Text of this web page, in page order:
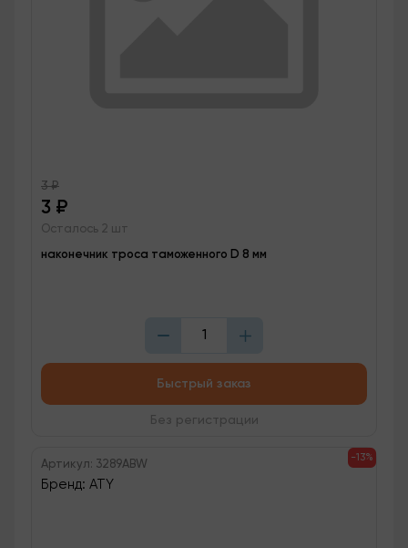
3₽
3 ₽
Осталось 2 шт
наконечник троса таможенного D 8 мм
Быстрый заказ
Без регистрации
-13%
Артикул: 3289ABW
Бренд: ATY